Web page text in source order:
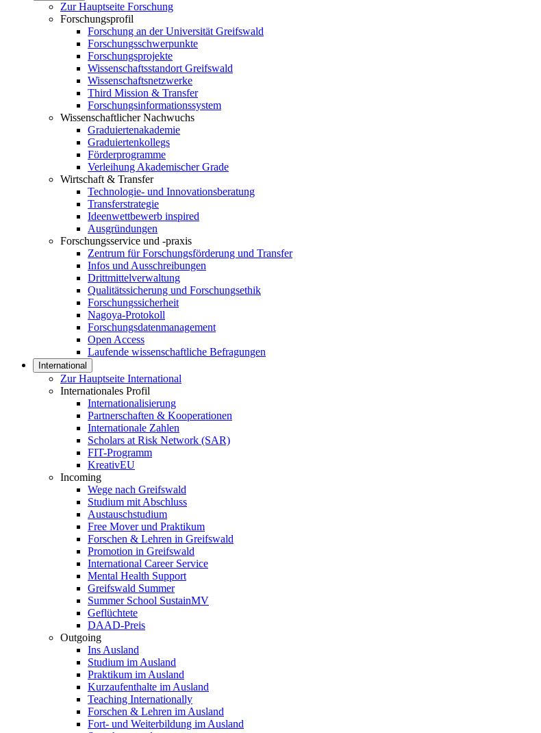
Zur Hauptseite Forschung
Forschungsprofil
Forschung an der Universität Greifswald
Forschungsschwerpunkte
Forschungsprojekte
Wissenschaftsstandort Greifswald
Wissenschaftsnetzwerke
Third Mission & Transfer
Forschungsinformationssystem
Wissenschaftlicher Nachwuchs
Graduiertenakademie
Graduiertenkollegs
Förderprogramme
Verleihung Akademischer Grade
Wirtschaft & Transfer
Technologie- und Innovationsberatung
Transferstrategie
Ideenwettbewerb inspired
Ausgründungen
Forschungsservice und -praxis
Zentrum für Forschungsförderung und Transfer
Infos und Ausschreibungen
Drittmittelverwaltung
Qualitätssicherung und Forschungsethik
Forschungssicherheit
Nagoya-Protokoll
Forschungsdatenmanagement
Open Access
Laufende wissenschaftliche Befragungen
International
Zur Hauptseite International
Internationales Profil
Internationalisierung
Partnerschaften & Kooperationen
Internationale Zahlen
Scholars at Risk Network (SAR)
FIT-Programm
KreativEU
Incoming
Wege nach Greifswald
Studium mit Abschluss
Austauschstudium
Free Mover und Praktikum
Forschen & Lehren in Greifswald
Promotion in Greifswald
International Career Service
Mental Health Support
Greifswald Summer
Summer School SustainMV
Geflüchtete
DAAD-Preis
Outgoing
Ins Ausland
Studium im Ausland
Praktikum im Ausland
Kurzaufenthalte im Ausland
Teaching Internationally
Forschen & Lehren im Ausland
Fort- und Weiterbildung im Ausland